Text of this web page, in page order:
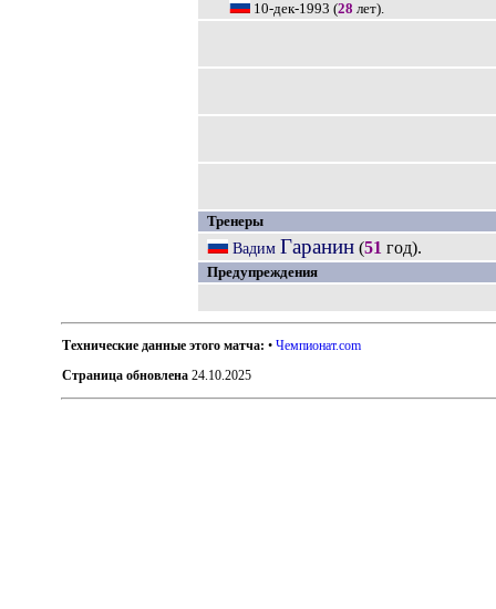
10-дек-1993 (28 лет).
Тренеры
Вадим Гаранин(51 год).
Предупреждения
Технические данные этого матча: •Чемпионат.com
Страница обновлена 24.10.2025